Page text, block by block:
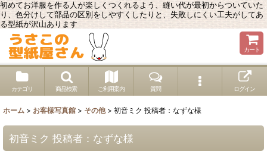
初めてお洋服を作る人が楽しくつくれるよう、縫い代が最初からついていた
り、色分けして部品の区別をしやすくしたりと、失敗しにくい工夫がしてあ
る型紙が沢山あります
カート
カテゴリ 商品検索 ご利用案内 質問 ログイン
ホーム > お客様写真館 > その他 > 初音ミク 投稿者：なずな様
初音ミク 投稿者：なずな様